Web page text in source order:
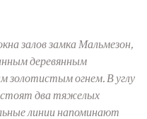
залов замка Мальмезон,
деревянным
золотистым огнем. В углу
два тяжелых
линии напоминают